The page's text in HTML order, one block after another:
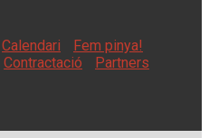
Calendari
Fem pinya!
Contractació Partners